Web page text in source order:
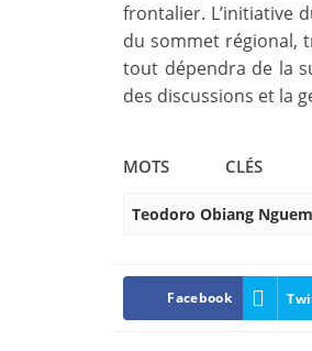
frontalier. L’initiative
du sommet régional,
tout dépendra de la
des discussions et la
MOTS CLÉS
Teodoro Obiang
Facebook